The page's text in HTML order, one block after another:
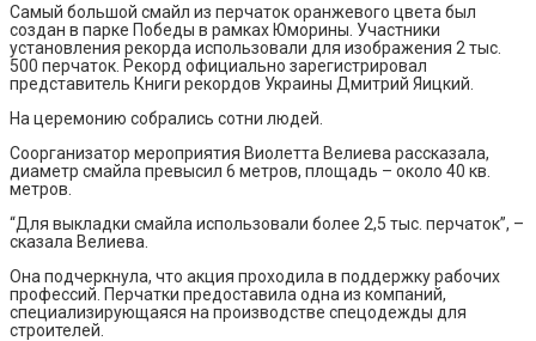
Самый большой смайл из перчаток оранжевого цвета был
создан в парке Победы в рамках Юморины. Участники
установления рекорда использовали для изображения 2 тыс.
500 перчаток. Рекорд официально зарегистрировал
представитель Книги рекордов Украины Дмитрий Яицкий.
На церемонию собрались сотни людей.
Соорганизатор мероприятия Виолетта Велиева рассказала,
диаметр смайла превысил 6 метров, площадь – около 40 кв.
метров.
“Для выкладки смайла использовали более 2,5 тыс. перчаток”, –
сказала Велиева.
Она подчеркнула, что акция проходила в поддержку рабочих
профессий. Перчатки предоставила одна из компаний,
специализирующаяся на производстве спецодежды для
строителей.